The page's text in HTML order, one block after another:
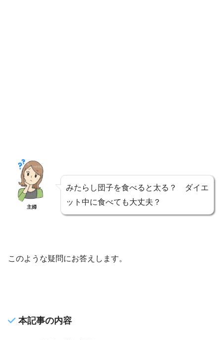
主婦
みたらし団子を食べると太る？ ダイエ
ット中に食べても大丈夫？
このような疑問にお答えします。
本記事の内容